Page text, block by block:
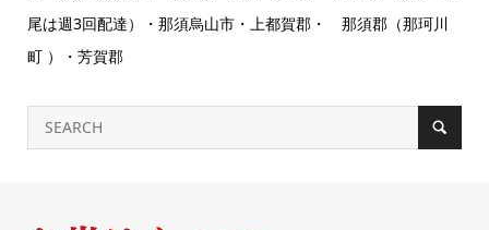
尾は週3回配達）・那須烏山市・上都賀郡・ 那須郡（那珂川
町 ）・芳賀郡